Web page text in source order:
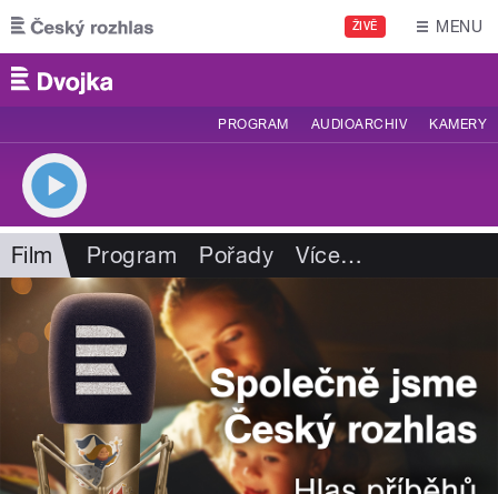
Přejít k hlavnímu obsahu
ŽIVĚ MENU
PROGRAM AUDIOARCHIV KAMERY
Film Program Pořady Více…